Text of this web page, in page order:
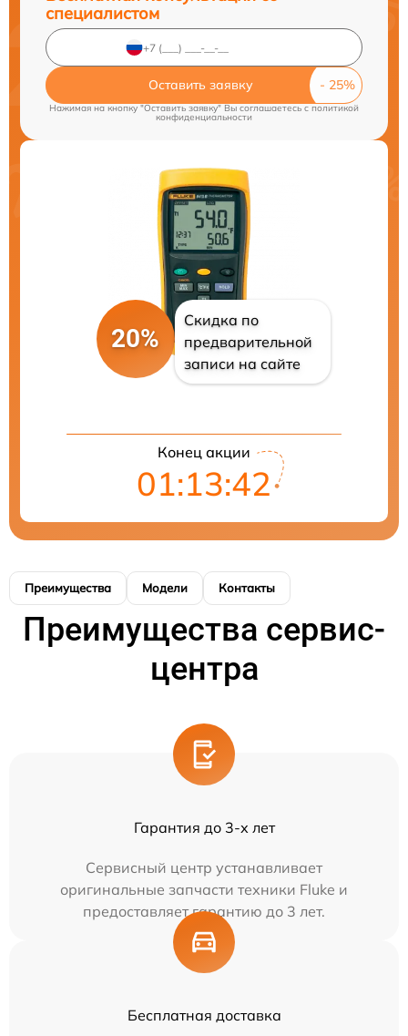
специалистом
Оставить заявку
Нажимая на кнопку "Оставить заявку" Вы соглашаетесь cполитикой
конфиденциальности
20%
Скидка по
предварительной
записи на сайте
Конец акции
01:13:42
Преимущества Модели Контакты
Преимущества сервис-
центра
Гарантия до 3-х лет
Сервисный центр устанавливает
оригинальные запчасти техники Fluke и
предоставляет гарантию до 3 лет.
Бесплатная доставка